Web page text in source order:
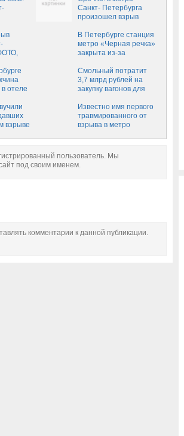
Санкт- Петербурга
произошел взрыв
В Петербурге станция
метро «Черная речка»
закрыта из-за
пакета
в отеле
Смольный потратит
3,7 млрд рублей на
закупку вагонов для
взрыве
Известно имя первого
травмированного от
взрыва в метро
достигло 7 человек
пользователь. Мы
под своим именем.
комментарии к данной публикации.